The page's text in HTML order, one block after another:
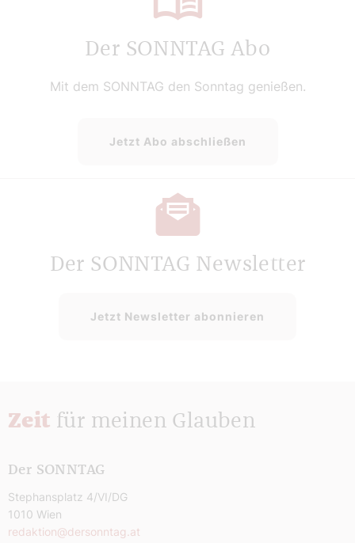
Der SONNTAG Abo
Mit dem SONNTAG den Sonntag genießen.
Jetzt Abo abschließen
Der SONNTAG Newsletter
Jetzt Newsletter abonnieren
Zeit für meinen Glauben
Der SONNTAG
Stephansplatz 4/VI/DG
1010 Wien
redaktion@dersonntag.at